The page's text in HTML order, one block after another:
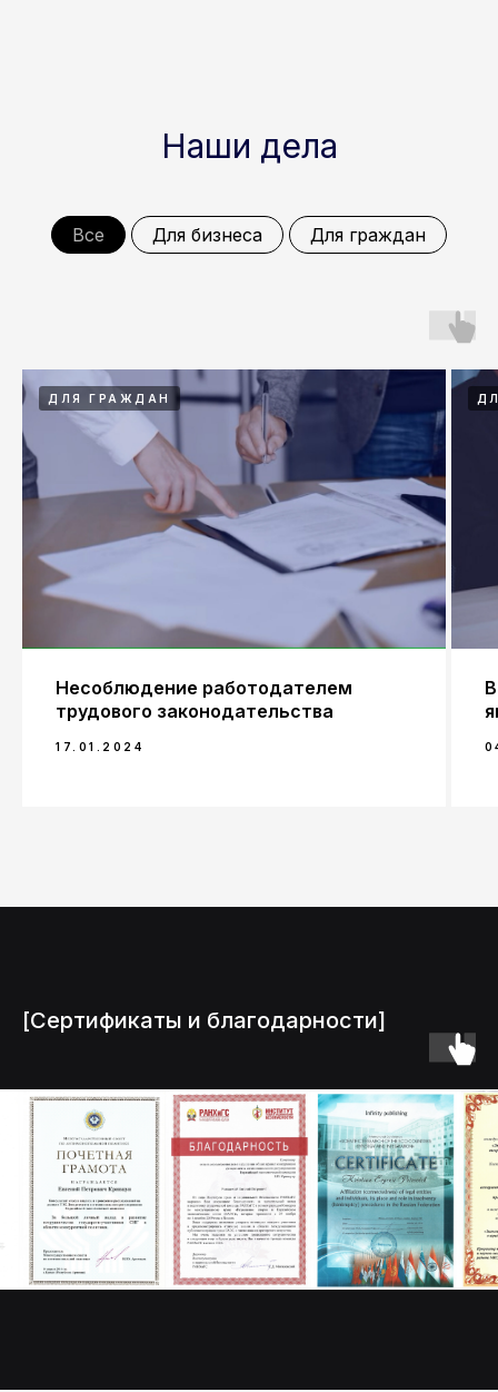
Наши дела
Все Для бизнеса Для граждан
ДЛЯ ГРАЖДАН
Несоблюдение работодателем
трудового законодательства
17.01.2024
[Сертификаты и благодарности]